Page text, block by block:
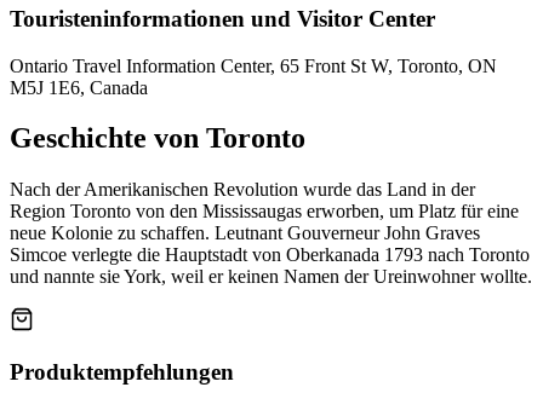
Touristeninformationen und Visitor Center
Ontario Travel Information Center, 65 Front St W, Toronto, ON
M5J 1E6, Canada
Geschichte von Toronto
Nach der Amerikanischen Revolution wurde das Land in der
Region Toronto von den Mississaugas erworben, um Platz für eine
neue Kolonie zu schaffen. Leutnant Gouverneur John Graves
Simcoe verlegte die Hauptstadt von Oberkanada 1793 nach Toronto
und nannte sie York, weil er keinen Namen der Ureinwohner wollte.
Produktempfehlungen